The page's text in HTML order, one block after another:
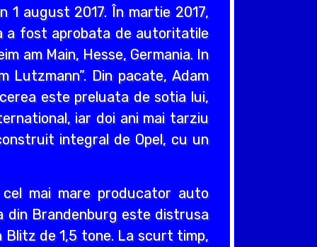
1 august 2017. În martie 2017,
a fost aprobata de autoritatile
am Main, Hesse, Germania. In
Lutzmann”. Din pacate, Adam
este preluata de sotia lui,
iar doi ani mai tarziu
integral de Opel, cu un
mai mare producator auto
din Brandenburg este distrusa
Blitz de 1,5 tone. La scurt timp,